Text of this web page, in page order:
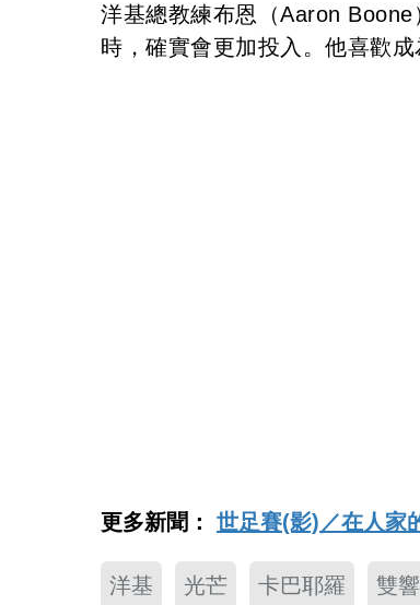
洋基總教練布恩（Aaron
時，確實會更加投入。他喜歡
更多新聞： 世足賽(影)／在人家
洋基 光芒 卡巴耶羅 雙